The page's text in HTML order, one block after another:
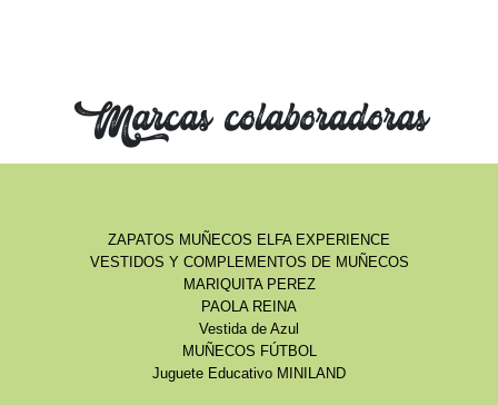
Marcas colaboradoras
ZAPATOS MUÑECOS ELFA EXPERIENCE
VESTIDOS Y COMPLEMENTOS DE MUÑECOS
MARIQUITA PEREZ
PAOLA REINA
Vestida de Azul
MUÑECOS FÚTBOL
Juguete Educativo MINILAND